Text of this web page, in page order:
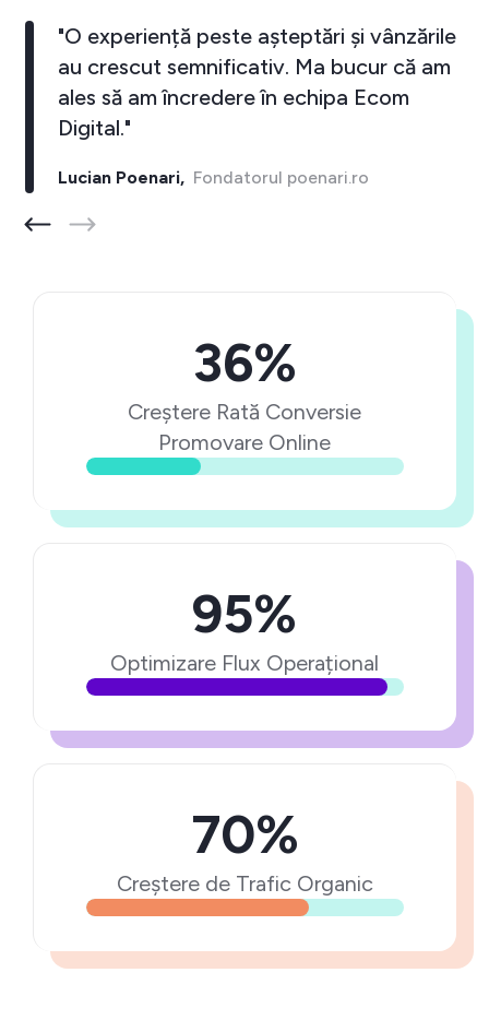
"O experiență peste așteptări și vânzările
au crescut semnificativ. Ma bucur că am
ales să am încredere în echipa Ecom
Digital."
Lucian Poenari,Fondatorul poenari.ro
36%
Creștere Rată Conversie
Promovare Online
95%
Optimizare Flux Operațional
70%
Creștere de Trafic Organic